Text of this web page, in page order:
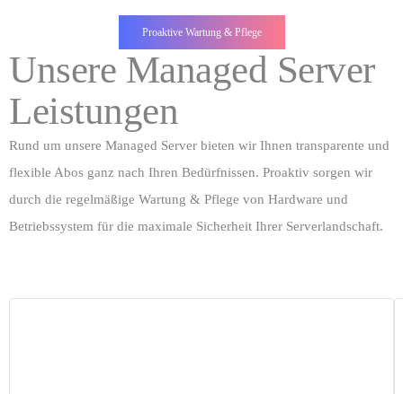
Proaktive Wartung & Pflege
Unsere Managed Server
Leistungen
Rund um unsere Managed Server bieten wir Ihnen transparente und
flexible Abos ganz nach Ihren Bedürfnissen. Proaktiv sorgen wir
durch die regelmäßige Wartung & Pflege von Hardware und
Betriebssystem für die maximale Sicherheit Ihrer Serverlandschaft.